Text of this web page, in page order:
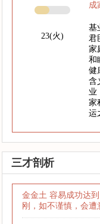
23(火)
成
基
君
家
和
健
含
业
家
运
三才剖析
金金土 容易成功达
刚，如不谨慎，会